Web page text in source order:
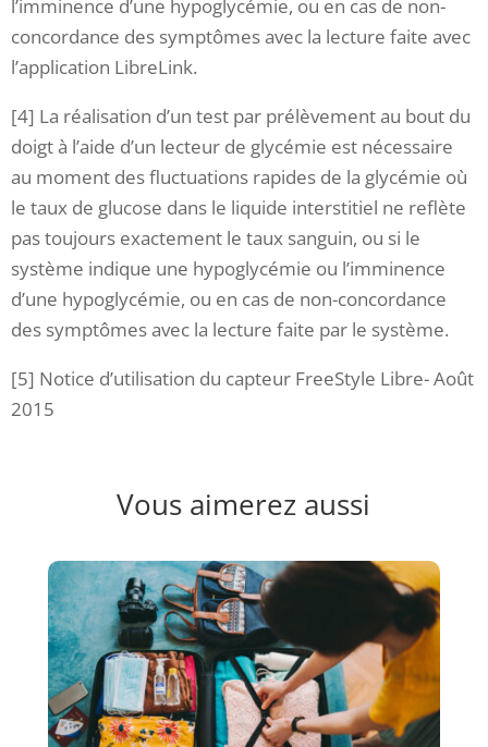
l’imminence d’une hypoglycémie, ou en cas de non-
concordance des symptômes avec la lecture faite avec
l’application LibreLink.
[4] La réalisation d’un test par prélèvement au bout du
doigt à l’aide d’un lecteur de glycémie est nécessaire
au moment des fluctuations rapides de la glycémie où
le taux de glucose dans le liquide interstitiel ne reflète
pas toujours exactement le taux sanguin, ou si le
système indique une hypoglycémie ou l’imminence
d’une hypoglycémie, ou en cas de non-concordance
des symptômes avec la lecture faite par le système.
[5] Notice d’utilisation du capteur FreeStyle Libre- Août
2015
Vous aimerez aussi